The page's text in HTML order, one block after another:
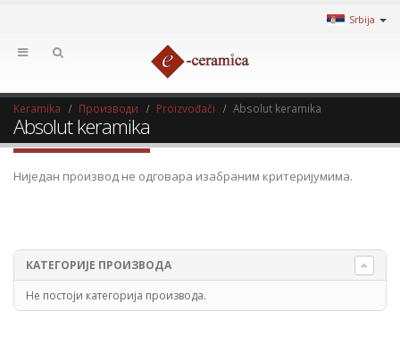
Srbija
Keramika Производи Proizvođači Absolut keramika
Absolut keramika
Ниједан производ не одговара изабраним критеријумима.
КАТЕГОРИЈЕ ПРОИЗВОДА
Не постоји категорија производа.